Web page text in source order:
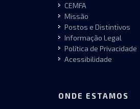
CEMFA
Missão
Postos e Distintivos
Informação Legal
Política de Privacidade
Acessibilidade
ONDE ESTAMOS